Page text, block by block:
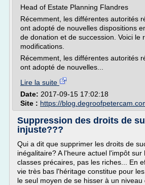
Head of Estate Planning Flandres
Récemment, les différentes autorités
ont adopté de nouvelles dispositions
de donation et de succession. Voici le
modifications.
Récemment, les différentes autorités
ont adopté de nouvelles...
Lire la suite
Date: 2017-09-15 17:02:18
Site : https://
Suppression des droits de
injuste???
Qui a dit que supprimer les droits de
inégalitaire? A l'heure actuel l'impôt
classes précaires, pas les riches... En
vie très bas l'héritage constitue pour
le seul moyen de se hisser à un niveau